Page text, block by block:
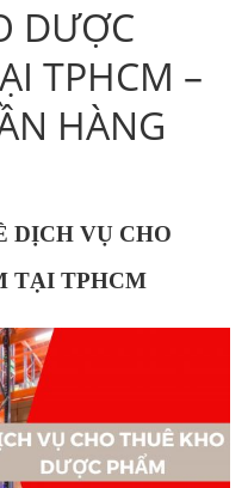
DƯỢC
TPHCM –
HÀNG
DỊCH VỤ CHO
TẠI TPHCM